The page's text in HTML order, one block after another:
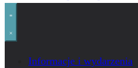
Informacje i wydarzenia